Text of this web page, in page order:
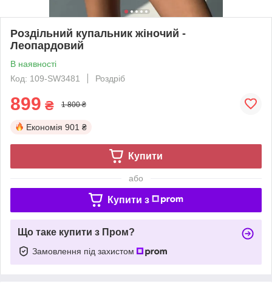
Роздільний купальник жіночий -
Леопардовий
В наявності
Код: 109-SW3481
Роздріб
899 ₴ 1 800 ₴
Економія 901 ₴
Купити
або
Купити з
Що таке купити з Пром?
Замовлення під захистом